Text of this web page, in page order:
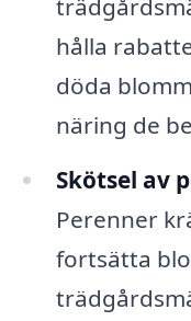
hålla
döda
näring de
Skötsel av
Perenner
fortsätta